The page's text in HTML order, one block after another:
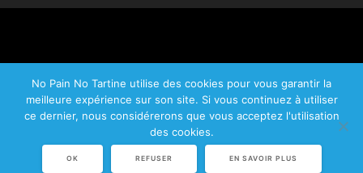
© 2026 No Pain No Tartine.
Plan du site|Mentions légales|CGV
No Pain No Tartine utilise des cookies pour vous garantir la
meilleure expérience sur son site. Si vous continuez à utiliser
ce dernier, nous considérerons que vous acceptez l'utilisation
des cookies.
OK REFUSER EN SAVOIR PLUS